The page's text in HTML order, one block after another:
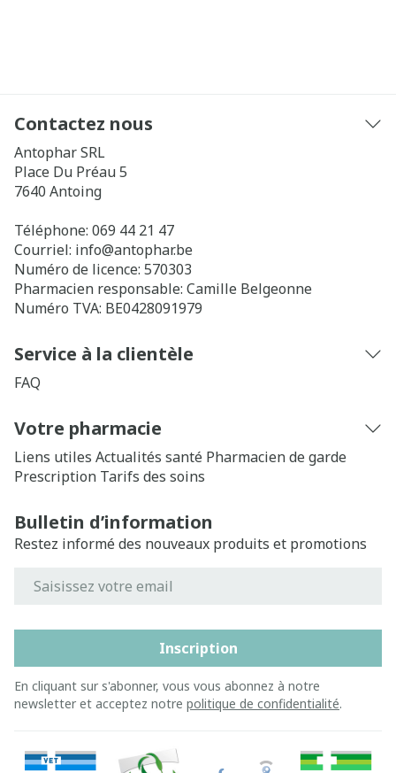
Contactez nous
Antophar SRL
Place Du Préau 5
7640 Antoing
Téléphone: 069 44 21 47
Courriel: info@antophar.be
Numéro de licence: 570303
Pharmacien responsable: Camille Belgeonne
Numéro TVA: BE0428091979
Service à la clientèle
FAQ
Votre pharmacie
Liens utiles Actualités santé Pharmacien de garde
Prescription Tarifs des soins
Bulletin d’information
Restez informé des nouveaux produits et promotions
Inscription
En cliquant sur s'abonner, vous vous abonnez à notre
newsletter et acceptez notre politique de confidentialité.